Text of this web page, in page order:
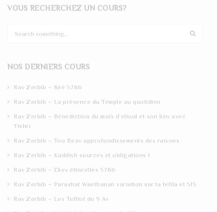
VOUS RECHERCHEZ UN COURS?
c
NOS DERNIERS COURS
Rav Zerbib – Réé 5786
Rav Zerbib – La présence du Temple au quotidien
Rav Zerbib – Bénédiction du mois d’elloul et son lien avec
Tishri
Rav Zerbib – Tou Beav approfondissements des raisons
Rav Zerbib – Kaddish sources et obligations 1
Rav Zerbib – Ekev étincelles 5786
Rav Zerbib – Parashat Waethanan variation sur la tefila et 515
Rav Zerbib – Les Tefilot du 9 Av